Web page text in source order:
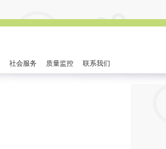
社会服务 质量监控 联系我们